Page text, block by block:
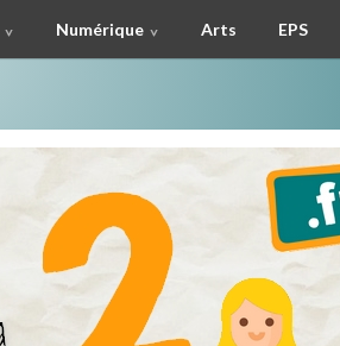
Numérique Arts EPS